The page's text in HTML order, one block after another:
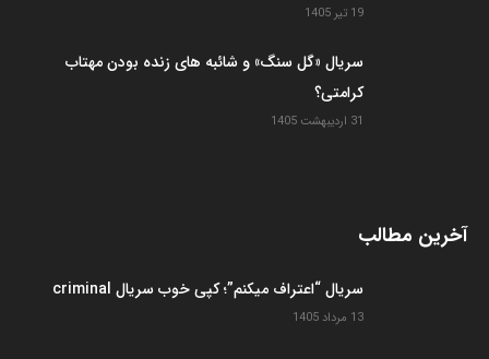
19 تیر 1405
سریال «گل سنگ» و شائبه های زنده بودن مهتاب
کرامتی؟
31 اردیبهشت 1405
آخرین مطالب
سریال “اعتراف میکنم”؛ کپی خوب سریال criminal
13 مرداد 1405